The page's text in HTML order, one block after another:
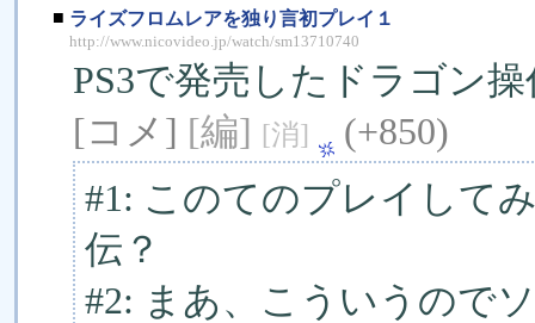
■ ライズフロムレアを独り言初プレイ１
http://www.nicovideo.jp/watch/sm13710740
PS3で発売したドラゴン
[コメ] [編] [消]
(+850)
#1: このてのプレイして
伝？
#2: まあ、こういうので